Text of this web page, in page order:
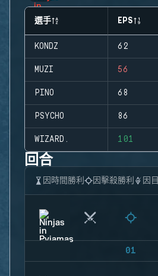
選手 EPS
KONDZ 62
MUZI 56
PINO 68
PSYCHO 86
WIZARD. 101
回合
因時間勝利 因擊殺勝利 因
01